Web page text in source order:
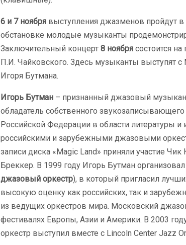
6 и 7 ноября выступления джазменов пройдут
обстановке молодые музыканты
Заключительный концерт 8 ноября состоится
П.И. Чайковского. Здесь музыканты выступят
Игоря Бутмана.
Игорь Бутман – признанный джазовый
обладатель собственного
Российской Федерации в области литературы
российскими и зарубежными джазовыми
записи диска «Magic Land» приняли участие
Бреккер. В 1999 году Игорь Бутман организовал
джазовый оркестр), в который пригласил
высокую оценку как российских, так и
из ведущих оркестров мира. Московский
фестивалях Европы, Азии и Америки. В 2003
оркестр выступил вместе с Lincoln Center Jazz